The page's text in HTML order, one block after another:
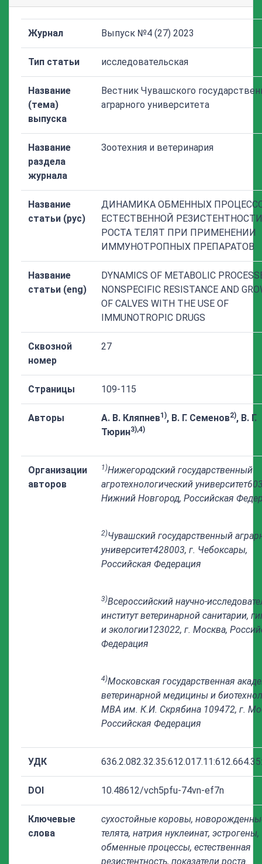
Журнал Выпуск №4 (27) 2023
Тип статьи исследовательская
Название
(тема)
выпуска
Вестник Чувашского
аграрного университета
Название
раздела
журнала
Зоотехния и ветеринария
Название
статьи (рус)
ДИНАМИКА ОБМЕННЫХ
ЕСТЕСТВЕННОЙ
РОСТА ТЕЛЯТ ПРИ ПРИМЕНЕНИИ
ИММУНОТРОПНЫХ ПРЕПАРАТОВ
Название
статьи (eng)
DYNAMICS OF METABOLIC
NONSPECIFIC RESISTANCE AND
OF CALVES WITH THE USE OF
IMMUNOTROPIC DRUGS
Сквозной
номер
27
Страницы 109-115
Авторы А. В. Кляпнев1), В. Г. Семенов2), В. Г.
Тюрин3),4)
Организации
авторов
1)Нижегородский государственный
агротехнологический университет
Нижний Новгород, Российская
2)Чувашский государственный
университет428003, г. Чебоксары,
Российская Федерация
3)Всероссийский научно-
институт ветеринарной санитарии,
и экологии123022, г. Москва,
Федерация
4)Московская государственная
ветеринарной медицины и
МВА им. К.И. Скрябина 109472, г.
Российская Федерация
УДК
DOI 10.48612/vch5pfu-74vn-ef7n
Ключевые
слова
сухостойные коровы,
телята, натрия нуклеинат, эстрогены,
обменные процессы, естественная
резистентность, показатели роста.